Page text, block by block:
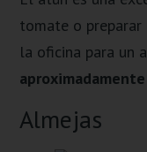
tomate o preparar
la oficina para un
Almejas